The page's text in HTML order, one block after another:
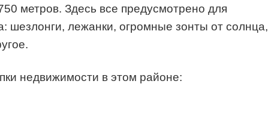
метров. Здесь все предусмотрено для
шезлонги, лежанки, огромные зонты от солнца,
недвижимости в этом районе: